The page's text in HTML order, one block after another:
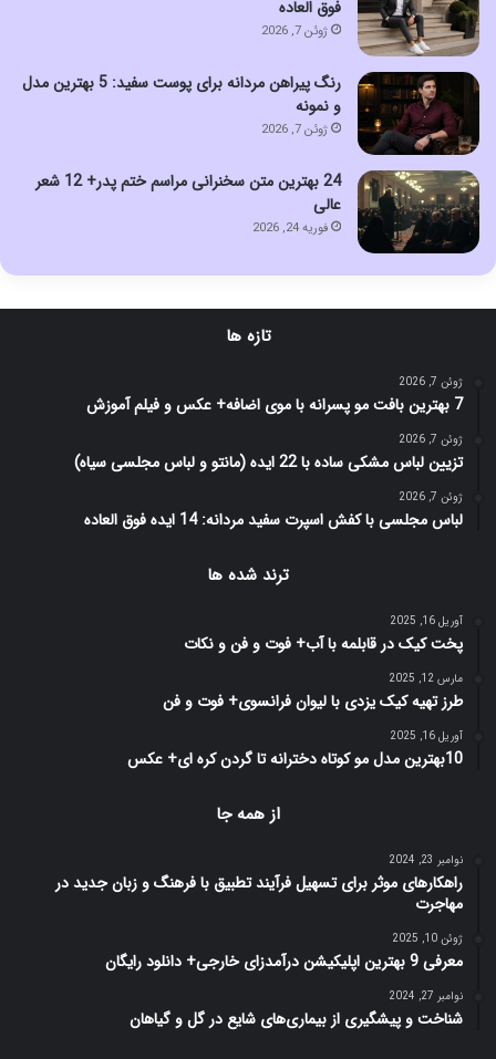
فوق العاده
ژوئن 7, 2026
رنگ پیراهن مردانه برای پوست سفید: 5 بهترین مدل
و نمونه
ژوئن 7, 2026
24 بهترین متن سخنرانی مراسم ختم پدر+ 12 شعر
عالی
فوریه 24, 2026
تازه ها
ژوئن 7, 2026
7 بهترین بافت مو پسرانه با موی اضافه+ عکس و فیلم آموزش
ژوئن 7, 2026
تزیین لباس مشکی ساده با 22 ایده (مانتو و لباس مجلسی سیاه)
ژوئن 7, 2026
لباس مجلسی با کفش اسپرت سفید مردانه: 14 ایده فوق العاده
ترند شده ها
آوریل 16, 2025
پخت کیک در قابلمه با آب+ فوت و فن و نکات
مارس 12, 2025
طرز تهیه کیک یزدی با لیوان فرانسوی+ فوت و فن
آوریل 16, 2025
10بهترین مدل مو کوتاه دخترانه تا گردن کره ای+ عکس
از همه جا
نوامبر 23, 2024
راهکارهای موثر برای تسهیل فرآیند تطبیق با فرهنگ و زبان جدید در
مهاجرت
ژوئن 10, 2025
معرفی 9 بهترین اپلیکیشن درآمدزای خارجی+ دانلود رایگان
نوامبر 27, 2024
شناخت و پیشگیری از بیماری‌های شایع در گل و گیاهان